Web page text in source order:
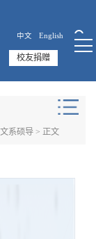
中文 English
校友捐赠
系硕导> 正文